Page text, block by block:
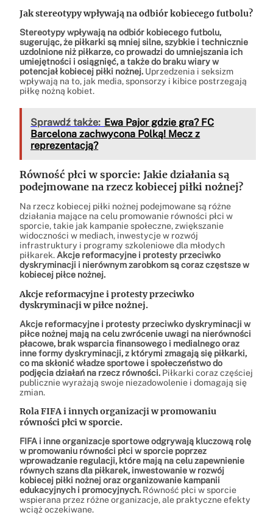
Jak stereotypy wpływają na odbiór kobiecego futbolu?
Stereotypy wpływają na odbiór kobiecego futbolu,
sugerując, że piłkarki są mniej silne, szybkie i technicznie
uzdolnione niż piłkarze, co prowadzi do umniejszania ich
umiejętności i osiągnięć, a także do braku wiary w
potencjał kobiecej piłki nożnej. Uprzedzenia i seksizm
wpływają na to, jak media, sponsorzy i kibice postrzegają
piłkę nożną kobiet.
Sprawdź także: Ewa Pajor gdzie gra? FC
Barcelona zachwycona Polką! Mecz z
reprezentacją?
Równość płci w sporcie: Jakie działania są
podejmowane na rzecz kobiecej piłki nożnej?
Na rzecz kobiecej piłki nożnej podejmowane są różne
działania mające na celu promowanie równości płci w
sporcie, takie jak kampanie społeczne, zwiększanie
widoczności w mediach, inwestycje w rozwój
infrastruktury i programy szkoleniowe dla młodych
piłkarek.Akcje reformacyjne i protesty przeciwko
dyskryminacji i nierównym zarobkom są coraz częstsze w
kobiecej piłce nożnej.
Akcje reformacyjne i protesty przeciwko
dyskryminacji w piłce nożnej.
Akcje reformacyjne i protesty przeciwko dyskryminacji w
piłce nożnej mają na celu zwrócenie uwagi na nierówności
płacowe, brak wsparcia finansowego i medialnego oraz
inne formy dyskryminacji, z którymi zmagają się piłkarki,
co ma skłonić władze sportowe i społeczeństwo do
podjęcia działań na rzecz równości. Piłkarki coraz częściej
publicznie wyrażają swoje niezadowolenie i domagają się
zmian.
Rola FIFA i innych organizacji w promowaniu
równości płci w sporcie.
FIFA i inne organizacje sportowe odgrywają kluczową rolę
w promowaniu równości płci w sporcie poprzez
wprowadzanie regulacji, które mają na celu zapewnienie
równych szans dla piłkarek, inwestowanie w rozwój
kobiecej piłki nożnej oraz organizowanie kampanii
edukacyjnych i promocyjnych. Równość płci w sporcie
wspierana przez różne organizacje, ale praktyczne efekty
wciąż oczekiwane.